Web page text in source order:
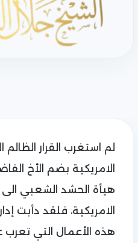
لم استغرب القرار الظالم
الامريكية بضم الأخ
هيأة الحشد الشعبي الى
الامريكية، فلقد دأبت
هذه الأعمال التي تعرب